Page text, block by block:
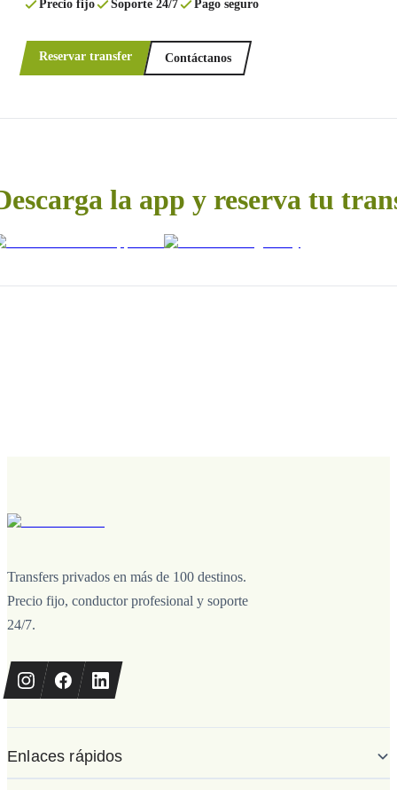
Precio fijo Soporte 24/7 Pago seguro
Reservar transfer Contáctanos
la app y reserva tu
Transfers privados en más de 100 destinos.
Precio fijo, conductor profesional y soporte
24/7.
Enlaces rápidos